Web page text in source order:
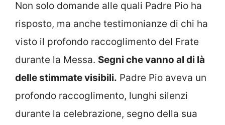
Non solo domande alle quali Padre Pio ha
risposto, ma anche testimonianze di chi ha
visto il profondo raccoglimento del Frate
durante la Messa. Segni che vanno al di là
delle stimmate visibili. Padre Pio aveva un
profondo raccoglimento, lunghi silenzi
durante la celebrazione, segno della sua